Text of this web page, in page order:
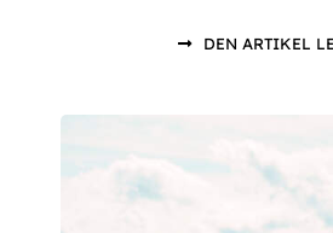
DEN ARTIKEL